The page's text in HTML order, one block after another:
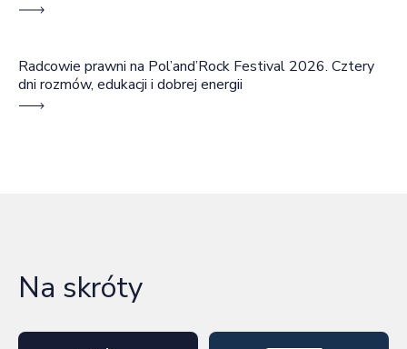
Radcowie prawni na Pol’and’Rock Festival 2026. Cztery
dni rozmów, edukacji i dobrej energii
Na skróty